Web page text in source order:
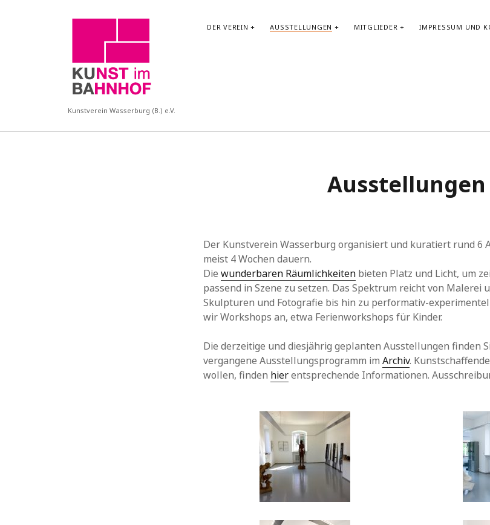
KUBA
Kunstverein Wasserburg (B.) e.V.
DER VEREIN AUSSTELLUNGEN MITGLIEDER IMPRESSUM UND
Ausstellungen
Der Kunstverein Wasserburg organisiert und kuratiert rund 6
meist 4 Wochen dauern.
Diewunderbaren Räumlichkeiten bieten Platz und Licht, um
passend in Szene zu setzen. Das Spektrum reicht von Malerei
Skulpturen und Fotografie bis hin zu performativ-
wir Workshops an, etwa Ferienworkshops für Kinder.
Die derzeitige und diesjährig geplanten Ausstellungen finden
vergangene Ausstellungsprogramm imArchiv.
wollen, finden hierentsprechende Informationen.